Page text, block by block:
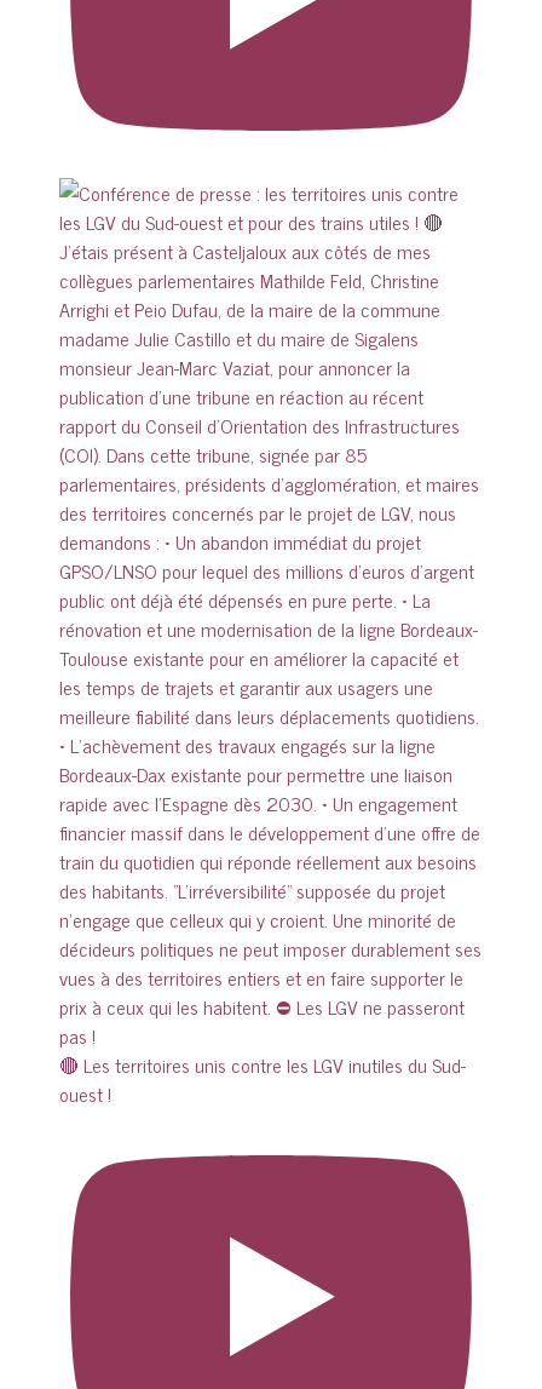
🔴 Les territoires unis contre les LGV inutiles du Sud-
ouest !